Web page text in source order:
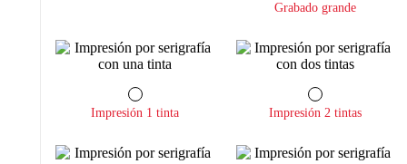
Grabado grande
Impresión 1 tinta Impresión 2 tintas